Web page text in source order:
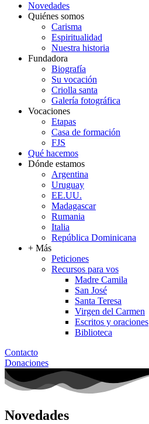
Novedades
Quiénes somos
Carisma
Espiritualidad
Nuestra historia
Fundadora
Biografía
Su vocación
Criolla santa
Galería fotográfica
Vocaciones
Etapas
Casa de formación
FJS
Qué hacemos
Dónde estamos
Argentina
Uruguay
EE.UU.
Madagascar
Rumania
Italia
República Dominicana
+ Más
Peticiones
Recursos para vos
Madre Camila
San José
Santa Teresa
Virgen del Carmen
Escritos y oraciones
Biblioteca
Contacto
Donaciones
Novedades